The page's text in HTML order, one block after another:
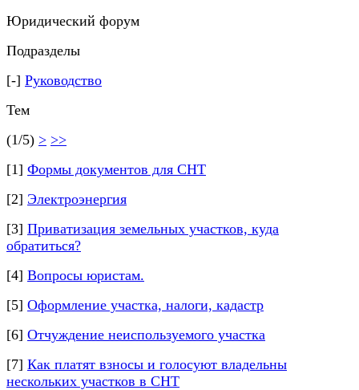
Юридический форум
Подразделы
[-] Руководство
Тем
(1/5) > >>
[1] Формы документов для СНТ
[2] Электроэнергия
[3] Приватизация земельных участков, куда
обратиться?
[4] Вопросы юристам.
[5] Оформление участка, налоги, кадастр
[6] Отчуждение неиспользуемого участка
[7] Как платят взносы и голосуют владельны
нескольких участков в СНТ